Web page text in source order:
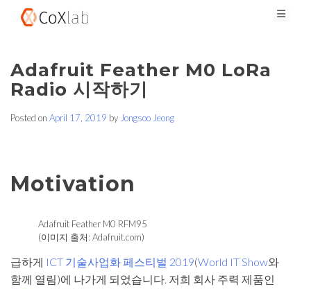
CoXlab Inc. (주)콕스랩
Connectivity of 'X'
Adafruit Feather M0 LoRa
Radio 시작하기
Posted on April 17, 2019 by Jongsoo Jeong
Motivation
Adafruit Feather M0 RFM95
(이미지 출처: Adafruit.com)
급하게 ICT 기술사업화 페스티벌 2019(World IT Show와
함께 열림)에 나가게 되었습니다. 저희 회사 주력 제품인